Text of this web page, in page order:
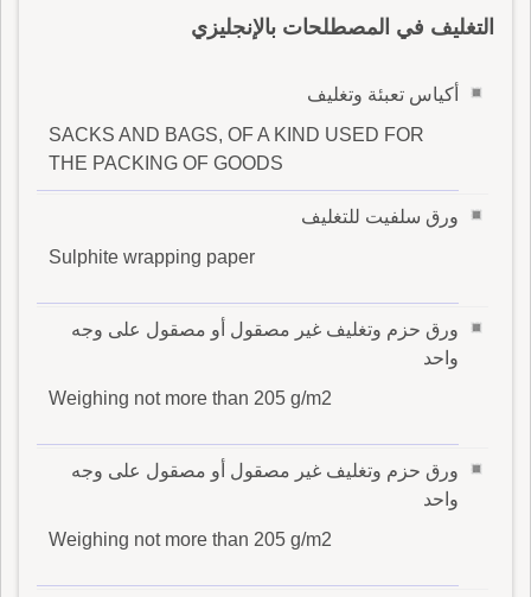
التغليف في المصطلحات بالإنجليزي
أكياس تعبئة وتغليف
SACKS AND BAGS, OF A KIND USED FOR
THE PACKING OF GOODS
ورق سلفيت للتغليف
Sulphite wrapping paper
ورق حزم وتغليف غير مصقول أو مصقول على وجه
واحد
Weighing not more than 205 g/m2
ورق حزم وتغليف غير مصقول أو مصقول على وجه
واحد
Weighing not more than 205 g/m2